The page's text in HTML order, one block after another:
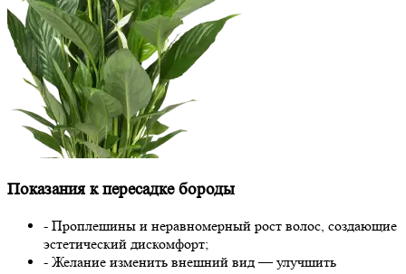
Показания к пересадке бороды
- Проплешины и неравномерный рост волос, создающие
эстетический дискомфорт;
- Желание изменить внешний вид — улучшить